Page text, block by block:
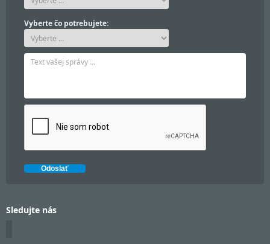
Vyberte čo potrebujete:
Sledujte nás